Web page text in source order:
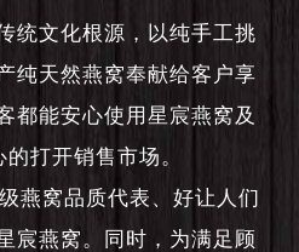
统文化根源，以纯手工挑
纯天然燕窝奉献给客户享
都能安心使用星宸燕窝及
的打开销售市场。
燕窝品质代表、好让人们
宸燕窝。同时，为满足顾